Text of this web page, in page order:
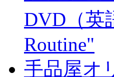
DVD（英
Routine"
手品屋オ